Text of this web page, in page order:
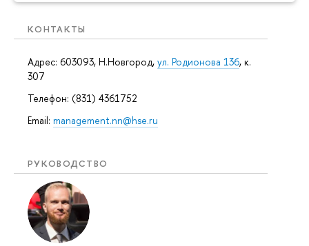
КОНТАКТЫ
Адрес: 603093, Н.Новгород, ул. Родионова 136, к.
307
Телефон: (831) 4361752
Email: management.nn@hse.ru
РУКОВОДСТВО